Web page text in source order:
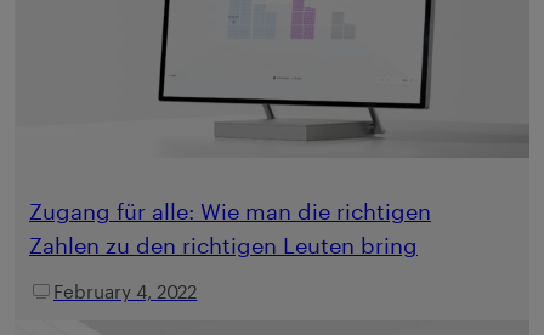
Zugang für alle: Wie man die richtigen
Zahlen zu den richtigen Leuten bring
February 4, 2022